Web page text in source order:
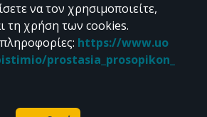
CC BY-NC 4.0
το υλικό της "Περγάμου" διατίθεται
Powered by
να τον χρησιμοποιείτε,
τη χρήση των cookies.
: https://www.uo
prostasia_prosopikon_